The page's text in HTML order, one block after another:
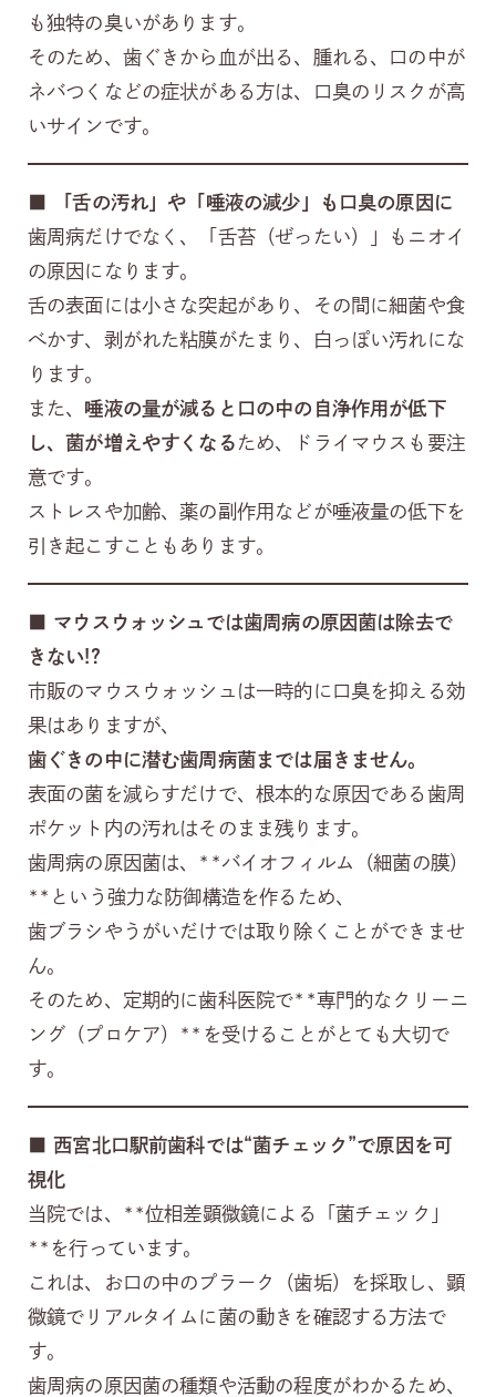
も独特の臭いがあります。
そのため、歯ぐきから血が出る、腫れる、口の中が
ネバつくなどの症状がある方は、口臭のリスクが高
いサインです。
「舌の汚れ」や「唾液の減少」も口臭の原因に
歯周病だけでなく、「舌苔（ぜったい）」もニオイ
の原因になります。
舌の表面には小さな突起があり、その間に細菌や食
べかす、剥がれた粘膜がたまり、白っぽい汚れにな
ります。
また、 唾液の量が減ると口の中の自浄作用が低下
し、菌が増えやすくなる ため、ドライマウスも要注
意です。
ストレスや加齢、薬の副作用などが唾液量の低下を
引き起こすこともあります。
マウスウォッシュでは歯周病の原因菌は除去で
きない!?
市販のマウスウォッシュは一時的に口臭を抑える効
果はありますが、
歯ぐきの中に潜む歯周病菌までは届きません。
表面の菌を減らすだけで、根本的な原因である歯周
ポケット内の汚れはそのまま残ります。
歯周病の原因菌は、**バイオフィルム（細菌の膜）
**という強力な防御構造を作るため、
歯ブラシやうがいだけでは取り除くことができませ
ん。
そのため、定期的に歯科医院で**専門的なクリーニ
ング（プロケア）**を受けることがとても大切で
す。
■西宮北口駅前歯科では“菌チェック”で原因を可
視化
当院では、**位相差顕微鏡による「菌チェック」
**を行っています。
これは、お口の中のプラーク（歯垢）を採取し、顕
微鏡でリアルタイムに菌の動きを確認する方法で
す。
歯周病の原因菌の種類や活動の程度がわかるため、